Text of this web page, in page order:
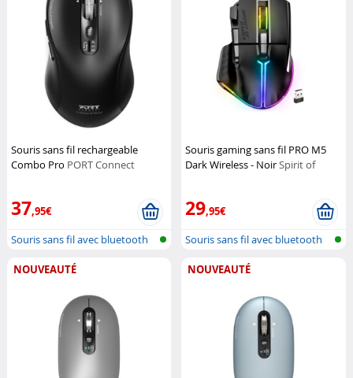
Souris sans fil rechargeable
Combo Pro PORT Connect
37,95€
Souris sans fil avec bluetooth
Souris gaming sans fil PRO M5
Dark Wireless - NoirSpirit of
29,95€
Souris sans fil avec bluetooth
NOUVEAUTÉ NOUVEAUTÉ